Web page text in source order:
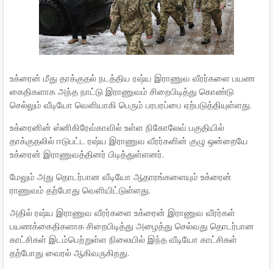
உக்ரைன் மீது தாக்குதல் நடத்திய ரஷ்ய இராணுவ வீரர்களை பயண
கைதிகளாக அந்த நாட்டு இராணுவம் சிறைபிடித்து கொண்டு
செல்லும் வீடியோ வெளியாகி பெரும் பரபரப்பை ஏற்படுத்தியுள்ளது.
உக்ரைனின் ஸ்னிகிரேவ்காவில் உள்ள நிகோலேவ் பகுதியில்
தாக்குதலில் ஈடுபட்ட ரஷ்ய இராணுவ வீரர்களின் குழு ஒன்றையே
உக்ரைன் இராணுவத்தினர் பிடித்துள்ளனர்.
மேலும் அது தொடர்பான வீடியோ ஆதாரங்களையும் உக்ரைன்
ராணுவம் தற்போது வெளியிட்டுள்ளது.
அதில் ரஷ்ய இராணுவ வீரர்களை உக்ரைன் இராணுவ வீரர்கள்
பயணக்கைதிகளாக சிறைபிடித்து அழைத்து செல்வது தொடர்பான
காட்சிகள் இடம்பெற்றுள்ள நிலையில் இந்த வீடியோ காட்சிகள்
தற்போது வைரல் ஆகிவருகிறது.